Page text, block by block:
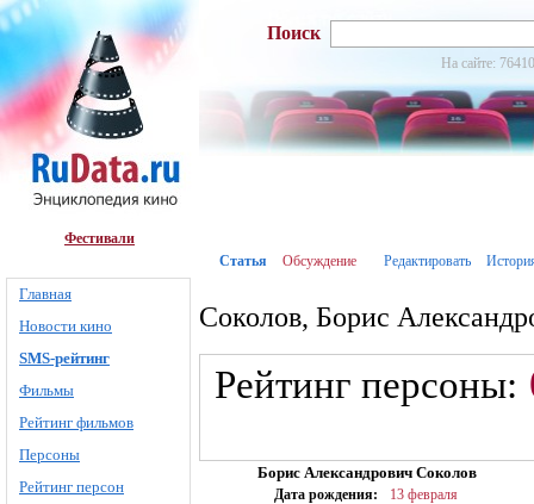
Фестивали
Главная
Новости кино
SMS-рейтинг
Фильмы
Рейтинг фильмов
Персоны
Рейтинг персон
Поиск
На сайте:
Статья Обсуждение Редактировать
Соколов, Борис
Рейтинг персоны:
Борис Александрович Соколов
Дата рождения:
13 февраля